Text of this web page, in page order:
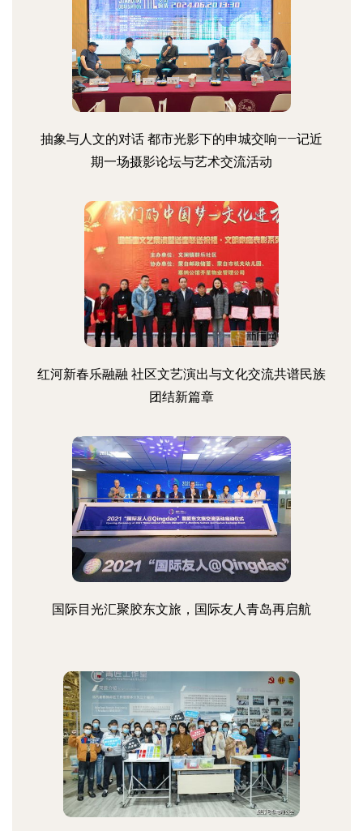
抽象与人文的对话 都市光影下的申城交响——记近
期一场摄影论坛与艺术交流活动
红河新春乐融融 社区文艺演出与文化交流共谱民族
团结新篇章
国际目光汇聚胶东文旅，国际友人青岛再启航